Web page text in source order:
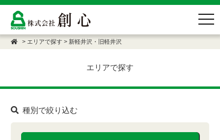
> エリアで探す > 新軽井沢・旧軽井沢
エリアで探す
種別で絞り込む